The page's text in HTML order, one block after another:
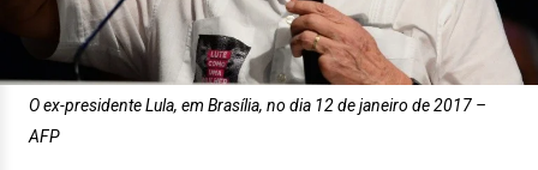
O ex-presidente Lula, em Brasília, no dia 12 de janeiro de 2017 –
AFP